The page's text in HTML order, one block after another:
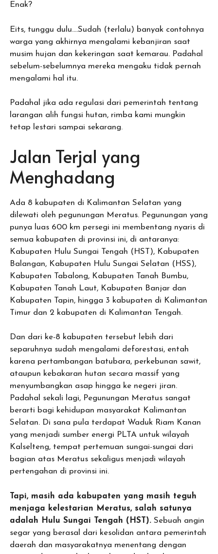
Enak?
Eits, tunggu dulu….Sudah (terlalu) banyak contohnya
warga yang akhirnya mengalami kebanjiran saat
musim hujan dan kekeringan saat kemarau. Padahal
sebelum-sebelumnya mereka mengaku tidak pernah
mengalami hal itu.
Padahal jika ada regulasi dari pemerintah tentang
larangan alih fungsi hutan, rimba kami mungkin
tetap lestari sampai sekarang.
Jalan Terjal yang
Menghadang
Ada 8 kabupaten di Kalimantan Selatan yang
dilewati oleh pegunungan Meratus. Pegunungan yang
punya luas 600 km persegi ini membentang nyaris di
semua kabupaten di provinsi ini, di antaranya:
Kabupaten Hulu Sungai Tengah (HST), Kabupaten
Balangan, Kabupaten Hulu Sungai Selatan (HSS),
Kabupaten Tabalong, Kabupaten Tanah Bumbu,
Kabupaten Tanah Laut, Kabupaten Banjar dan
Kabupaten Tapin, hingga 3 kabupaten di Kalimantan
Timur dan 2 kabupaten di Kalimantan Tengah.
Dan dari ke-8 kabupaten tersebut lebih dari
separuhnya sudah mengalami deforestasi, entah
karena pertambangan batubara, perkebunan sawit,
ataupun kebakaran hutan secara massif yang
menyumbangkan asap hingga ke negeri jiran.
Padahal sekali lagi, Pegunungan Meratus sangat
berarti bagi kehidupan masyarakat Kalimantan
Selatan. Di sana pula terdapat Waduk Riam Kanan
yang menjadi sumber energi PLTA untuk wilayah
Kalselteng, tempat pertemuan sungai-sungai dari
bagian atas Meratus sekaligus menjadi wilayah
pertengahan di provinsi ini.
Tapi, masih ada kabupaten yang masih teguh
menjaga kelestarian Meratus, salah satunya
adalah Hulu Sungai Tengah (HST). Sebuah angin
segar yang berasal dari kesolidan antara pemerintah
daerah dan masyarakatnya menentang dengan